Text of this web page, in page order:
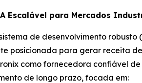
Escalável para Mercados
de desenvolvimento
posicionada para gerar receita
como fornecedora confiável
de longo prazo, focada em: